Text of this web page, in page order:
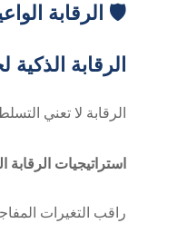
🛡️ الرقابة
الرقابة
الرقابة لا تعني
استراتيجيات الرقابة
راقب التغيرات